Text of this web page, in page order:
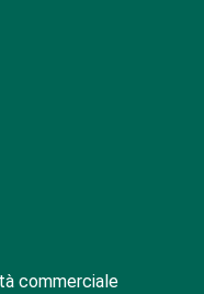
commerciale